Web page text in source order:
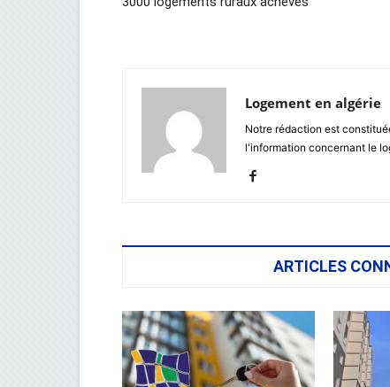
Logement en algérie
Notre rédaction est
l'information concernant le
ARTICLES